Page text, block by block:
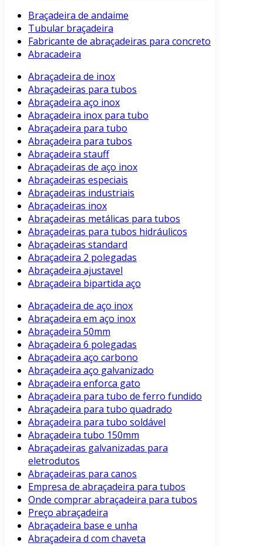
Braçadeira de andaime
Tubular braçadeira
Fabricante de abraçadeiras para concreto
Abracadeira
Abraçadeira de inox
Abraçadeiras para tubos
Abraçadeira aço inox
Abraçadeira inox para tubo
Abraçadeira para tubo
Abraçadeira para tubos
Abraçadeira stauff
Abraçadeiras de aço inox
Abraçadeiras especiais
Abraçadeiras industriais
Abraçadeiras inox
Abraçadeiras metálicas para tubos
Abraçadeiras para tubos hidráulicos
Abraçadeiras standard
Abraçadeira 2 polegadas
Abraçadeira ajustavel
Abraçadeira bipartida aço
Abraçadeira de aço inox
Abraçadeira em aço inox
Abraçadeira 50mm
Abraçadeira 6 polegadas
Abraçadeira aço carbono
Abraçadeira aço galvanizado
Abraçadeira enforca gato
Abraçadeira para tubo de ferro fundido
Abraçadeira para tubo quadrado
Abraçadeira para tubo soldável
Abraçadeira tubo 150mm
Abraçadeiras galvanizadas para
eletrodutos
Abraçadeiras para canos
Empresa de abraçadeira para tubos
Onde comprar abraçadeira para tubos
Preço abraçadeira
Abraçadeira base e unha
Abraçadeira d com chaveta